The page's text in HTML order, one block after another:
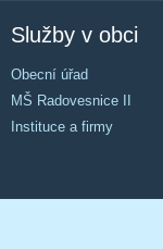
Služby v obci
Obecní úřad
MŠ Radovesnice II
Instituce a firmy